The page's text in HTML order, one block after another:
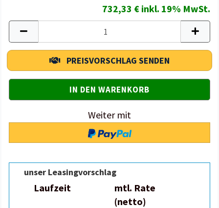
732,33 € inkl. 19% MwSt.
PREISVORSCHLAG SENDEN
Weiter mit
unser Leasingvorschlag
Laufzeit
mtl. Rate
(netto)